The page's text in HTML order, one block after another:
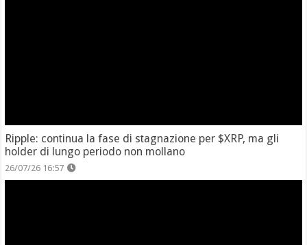
Ripple: continua la fase di stagnazione per $XRP, ma gli
holder di lungo periodo non mollano
26/07/26 16:57